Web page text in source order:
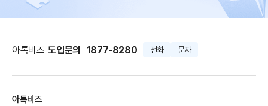
아톡비즈 도입문의 1877-8280 전화 문자
아톡비즈